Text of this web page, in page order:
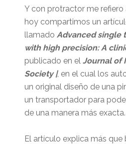
Y con protractor me refiero
hoy compartimos un
llamado Advanced single
with high precision: A
publicado en el Journal of
Society |, en el cual los
un original diseño de una
un transportador para
de una manera más exacta.
El artículo explica más que